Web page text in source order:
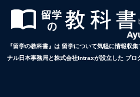
『留学の教科書』は 留学について気軽に情報収
ナル日本事務局と株式会社Intraxが設立した ブロ